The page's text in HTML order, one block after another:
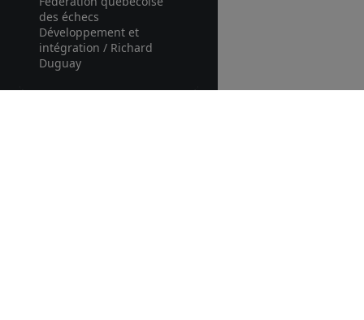
des échecs
Développement et
intégration / Richard
Duguay